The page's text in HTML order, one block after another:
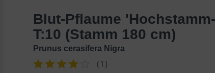
Blut-Pflaume 'Hochstamm-Spalier' H:120 B:150
T:10 (Stamm 180 cm)
Prunus cerasifera Nigra
(1 )